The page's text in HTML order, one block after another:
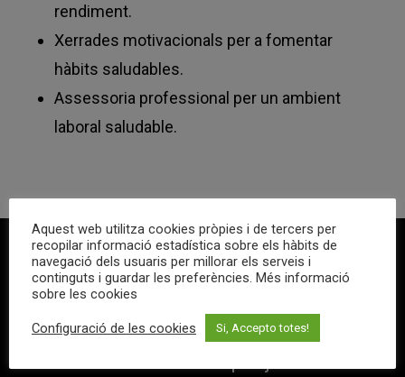
rendiment.
Xerrades motivacionals per a fomentar
hàbits saludables.
Assessoria professional per un ambient
laboral saludable.
VOLS PARTICIPAR
?
Aquest web utilitza cookies pròpies i de tercers per
recopilar informació estadística sobre els hàbits de
navegació dels usuaris per millorar els serveis i
continguts i guardar les preferències. Més informació
sobre les cookies
Configuració de les cookies Si, Accepto totes!